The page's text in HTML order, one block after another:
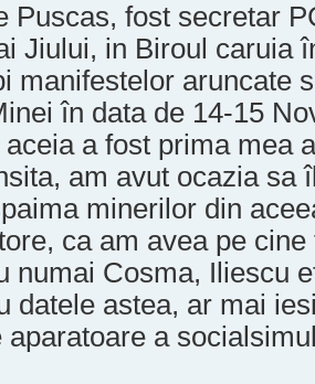
Puscas, fost secretar
Jiului, in Biroul caruia
manifestelor aruncate
în data de 14-15
aceia a fost prima mea
am avut ocazia sa
minerilor din
ca am avea pe
numai Cosma, Iliescu
datele astea, ar mai
aparatoare a